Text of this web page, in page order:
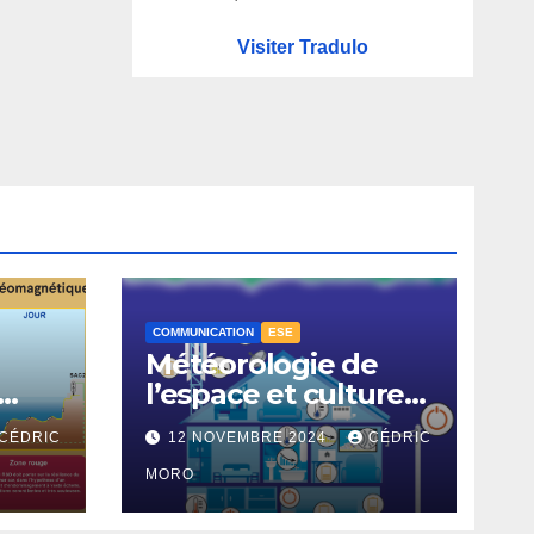
Visiter Tradulo
COMMUNICATION ESE
Météorologie de
l’espace et culture
du risque en Europe
– 3-1
12 NOVEMBRE 2024 CÉDRIC
MORO